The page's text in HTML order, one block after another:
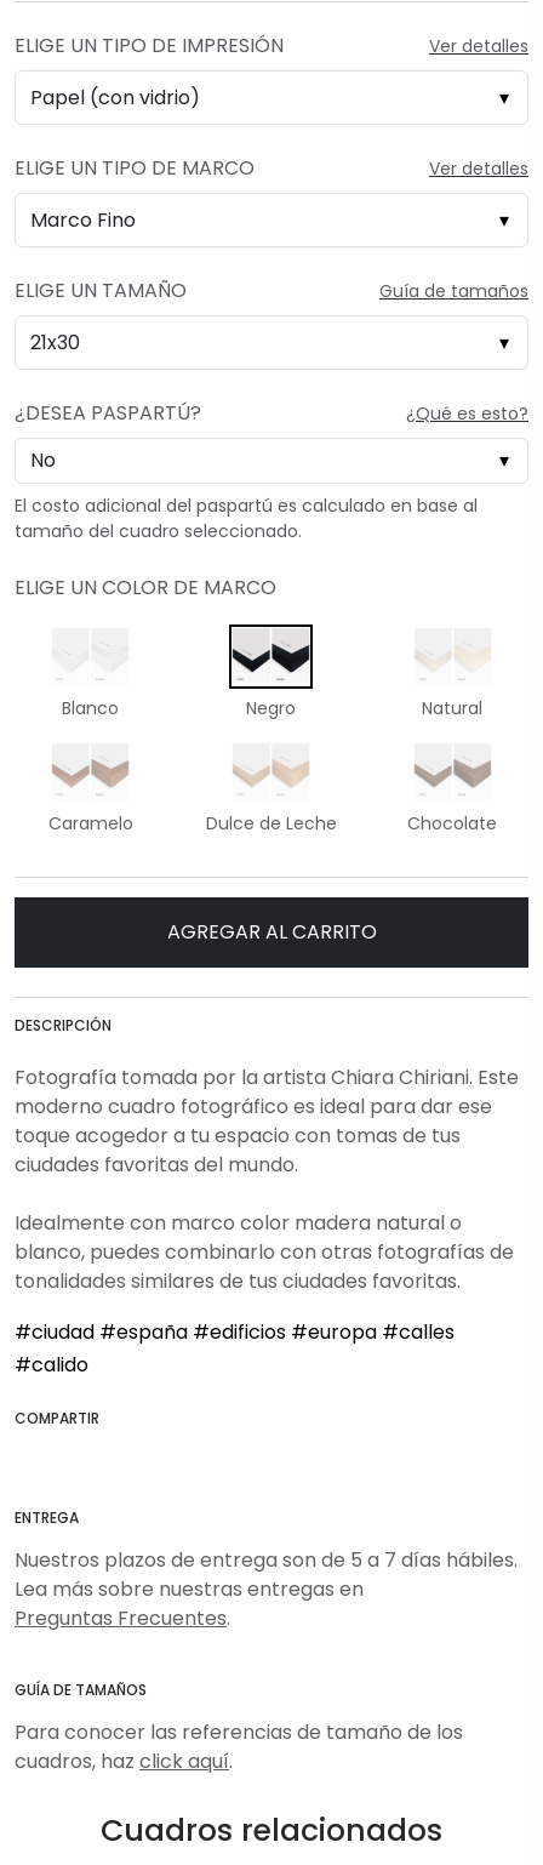
ELIGE UN TIPO DE IMPRESIÓN Ver detalles
ELIGE UN TIPO DE MARCO Ver detalles
ELIGE UN TAMAÑO Guía de tamaños
¿DESEA PASPARTÚ? ¿Qué es esto?
El costo adicional del paspartú es calculado en base al
tamaño del cuadro seleccionado.
ELIGE UN COLOR DE MARCO
Blanco Negro Natural
Caramelo Dulce de Leche Chocolate
AGREGAR AL CARRITO
DESCRIPCIÓN
Fotografía tomada por la artista Chiara Chiriani. Este
moderno cuadro fotográfico es ideal para dar ese
toque acogedor a tu espacio con tomas de tus
ciudades favoritas del mundo.
Idealmente con marco color madera natural o
blanco, puedes combinarlo con otras fotografías de
tonalidades similares de tus ciudades favoritas.
#ciudad #españa #edificios #europa #calles
#calido
COMPARTIR
ENTREGA
Nuestros plazos de entrega son de 5 a 7 días hábiles.
Lea más sobre nuestras entregas en
Preguntas Frecuentes.
GUÍA DE TAMAÑOS
Para conocer las referencias de tamaño de los
cuadros, haz click aquí.
Cuadros relacionados